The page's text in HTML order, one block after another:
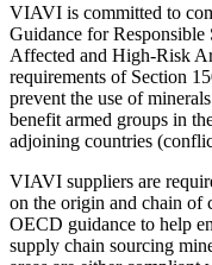
VIAVI is committed to
Guidance for
Affected and High-Risk
requirements of Section
prevent the use of
benefit armed groups in
adjoining countries
VIAVI suppliers are
on the origin and chain of
OECD guidance to help
supply chain sourcing